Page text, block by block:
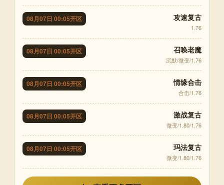
08月07日 00:05开区 攻速复古
1.76
08月07日 00:05开区 召唤老魔
沉默/微变/1.76
08月07日 00:05开区 情缘合击
合击/1.76
08月07日 00:05开区 激战复古
微变/1.80/1.76
08月07日 00:05开区 玛法复古
微变/1.80/1.76